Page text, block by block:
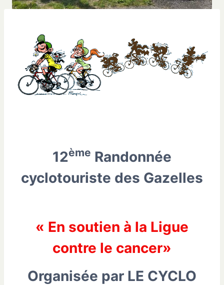
12ème Randonnée
cyclotouriste des Gazelles
« En soutien à la Ligue
contre le cancer»
Organisée par LE CYCLO